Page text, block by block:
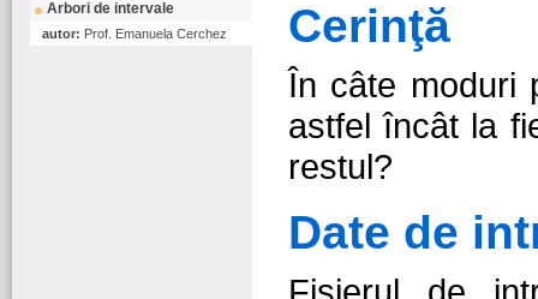
Arbori de intervale
autor: Prof. Emanuela Cerchez Cerinţă
În câte moduri
astfel încât la
restul?
Date de